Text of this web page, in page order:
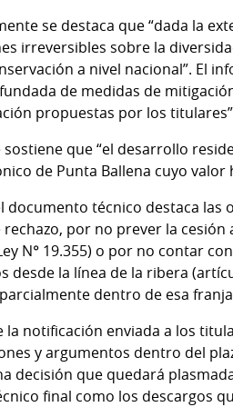
se destaca que “dada la
irreversibles sobre la
a nivel nacional”. El
de medidas de
propuestas por los
sostiene que “el desarrollo
de Punta Ballena cuyo
documento técnico destaca las
rechazo, por no prever la
N° 19.355) o por no contar
desde la línea de la ribera
dentro de esa
la notificación enviada a los
y argumentos dentro del
decisión que quedará
final como los descargos